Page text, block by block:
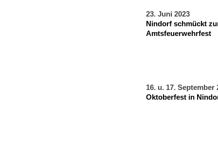
23. Juni 2023
Nindorf schmückt
Amtsfeuerwehrfest
16. u. 17. September
Oktoberfest in